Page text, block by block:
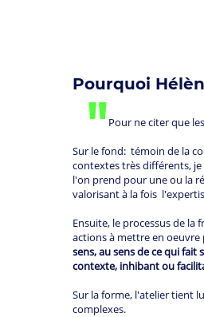
Pourquoi
Pour ne citer que les
Sur le fond: témoin de la
contextes très différents,
l'on prend pour une ou la
valorisant à la fois
Ensuite, le processus de la
actions à mettre en
sens, au sens de ce qui
contexte, inhibant ou
"
Sur la forme, l'atelier tient
complexes.